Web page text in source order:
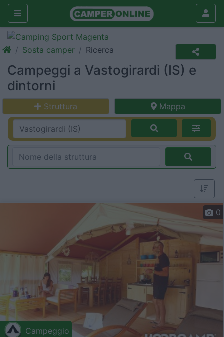
Sosta camper Ricerca
Campeggi a Vastogirardi (IS) e
dintorni
Struttura Mappa
Campeggio
0